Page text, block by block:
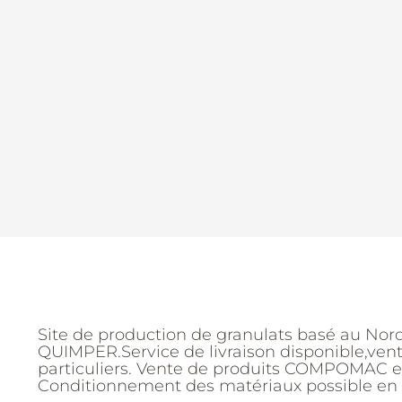
Site de production de granulats basé au
QUIMPER.Service de livraison
particuliers. Vente de produits COMPOMAC
Conditionnement des matériaux possible en